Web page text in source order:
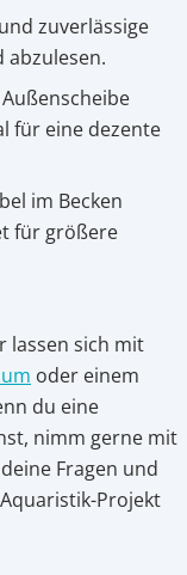
zuverlässige
abzulesen.
für eine dezente
im Becken
für größere
lassen sich mit
oder einem
du eine
nimm gerne mit
Fragen und
Projekt